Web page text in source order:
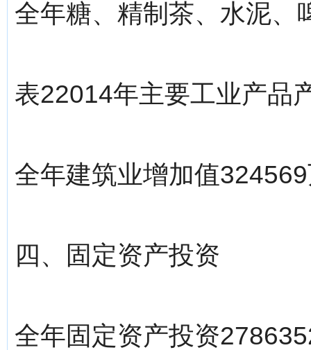
全年糖、精制茶、水泥、
表22014年主要工业产品
全年建筑业增加值
四、固定资产投资
全年固定资产投资